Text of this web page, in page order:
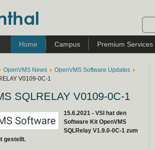
Home Campus Premium Services
OpenVMS News
OpenVMS Software Updates
V0109-0C-1
SQLRELAY V0109-0C-1
15.6.2021 - VSI hat den
Software Kit OpenVMS
SQLRelay V1.9.0-0C-1 zum
gestellt.